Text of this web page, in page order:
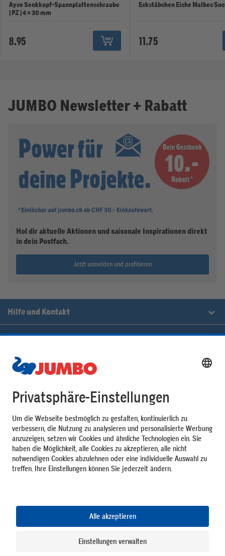
Ayce Senkkopf-Spannplattenschraube
| PZ | 4 × 30 mm
8.95
Eckstäbchen Eiche Malbec
11.75
JUMBO Newsletter + Rabatt
Hol dir aktuelle Aktionen und saisonale Inspirationen direkt
in dein Postfach.
Jetzt anmelden und profitieren
Hilfe und Kontakt
Einkauf
Top Services
Zahlungsarten
Unsere Vorteile
Folge uns
Datenschutz AGB